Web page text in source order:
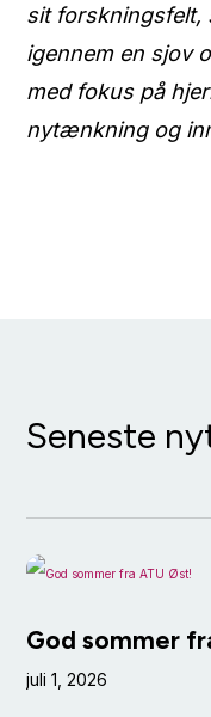
sit forskningsfelt,
igennem en sjov
med fokus på
nytænkning og
Seneste
God sommer
juli 1, 2026